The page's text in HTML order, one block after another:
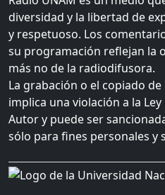
diversidad y la libertad de
y respetuoso. Los
su programación reflejan la
más no de la radiodifusora.
La grabación o el copiado
implica una violación a la
Autor y puede ser
sólo para fines personales y